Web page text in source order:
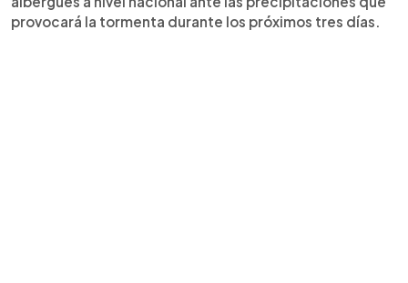
provocará la tormenta durante los próximos tres días.